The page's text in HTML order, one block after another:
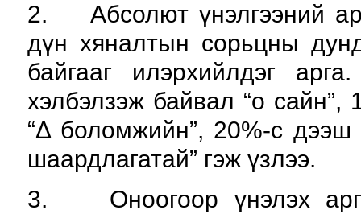
2. Абсолют үнэлгээний
дүн хяналтын сорьцны
байгааг илэрхийлдэг
хэлбэлзэж байвал “o сайн”,
“Δ боломжийн”, 20%-с дээш
шаардлагатай” гэж үзлээ.
3. Оноогоор үнэлэх